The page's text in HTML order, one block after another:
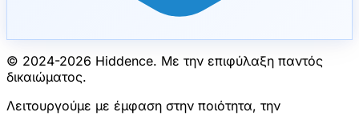
© 2024-2026 Hiddence. Με την επιφύλαξη παντός
δικαιώματος.
Λειτουργούμε με έμφαση στην ποιότητα, την